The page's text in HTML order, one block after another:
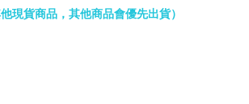
現貨商品，其他商品會優先出貨）